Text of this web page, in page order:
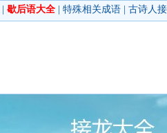
歇后语大全 特殊相关成语 古诗人